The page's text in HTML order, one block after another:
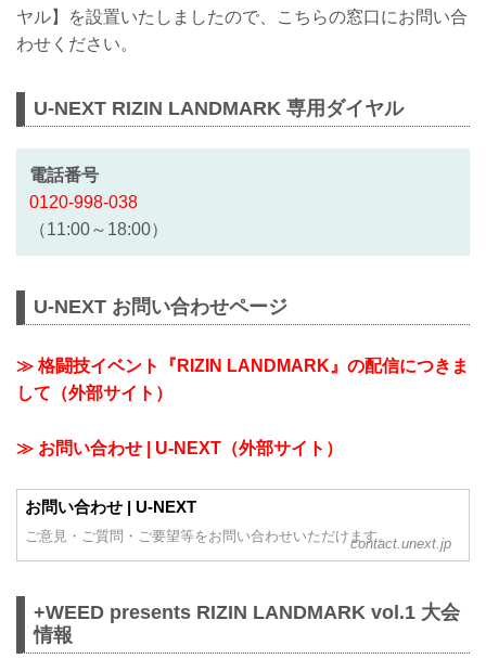
ヤル】を設置いたしましたので、こちらの窓口にお問い合
わせください。
U-NEXT RIZIN LANDMARK 専用ダイヤル
電話番号
0120-998-038
（11:00～18:00）
U-NEXT お問い合わせページ
≫ 格闘技イベント『RIZIN LANDMARK』の配信につきま
して（外部サイト）
≫ お問い合わせ | U-NEXT（外部サイト）
お問い合わせ | U-NEXT
ご意見・ご質問・ご要望等をお問い合わせいただけます。contact.unext.jp
+WEED presents RIZIN LANDMARK vol.1 大会
情報